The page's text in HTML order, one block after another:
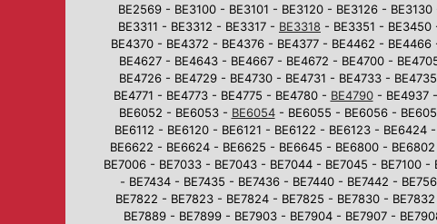
BE2569 - BE3100 - BE3101 - BE3120 - BE3126 -
BE3311 - BE3312 - BE3317 - BE3318 - BE3351 - BE3450
BE4370 - BE4372 - BE4376 - BE4377 - BE4462 -
BE4627 - BE4643 - BE4667 - BE4672 - BE4700 -
BE4726 - BE4729 - BE4730 - BE4731 - BE4733 -
BE4771 - BE4773 - BE4775 - BE4780 - BE4790- BE4937
BE6052 - BE6053 - BE6054- BE6055 - BE6056 -
BE6112 - BE6120 - BE6121 - BE6122 - BE6123 -
BE6622 - BE6624 - BE6625 - BE6645 - BE6800 -
BE7006 - BE7033 - BE7043 - BE7044 - BE7045 - BE7100 -
- BE7434 - BE7435 - BE7436 - BE7440 - BE7442 -
BE7822 - BE7823 - BE7824 - BE7825 - BE7830 -
BE7889 - BE7899 - BE7903 - BE7904 - BE7907 -